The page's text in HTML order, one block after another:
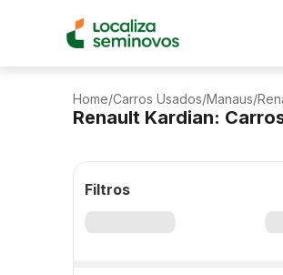
Home/Carros Usados/Manaus/
Renault Kardian:
Filtros